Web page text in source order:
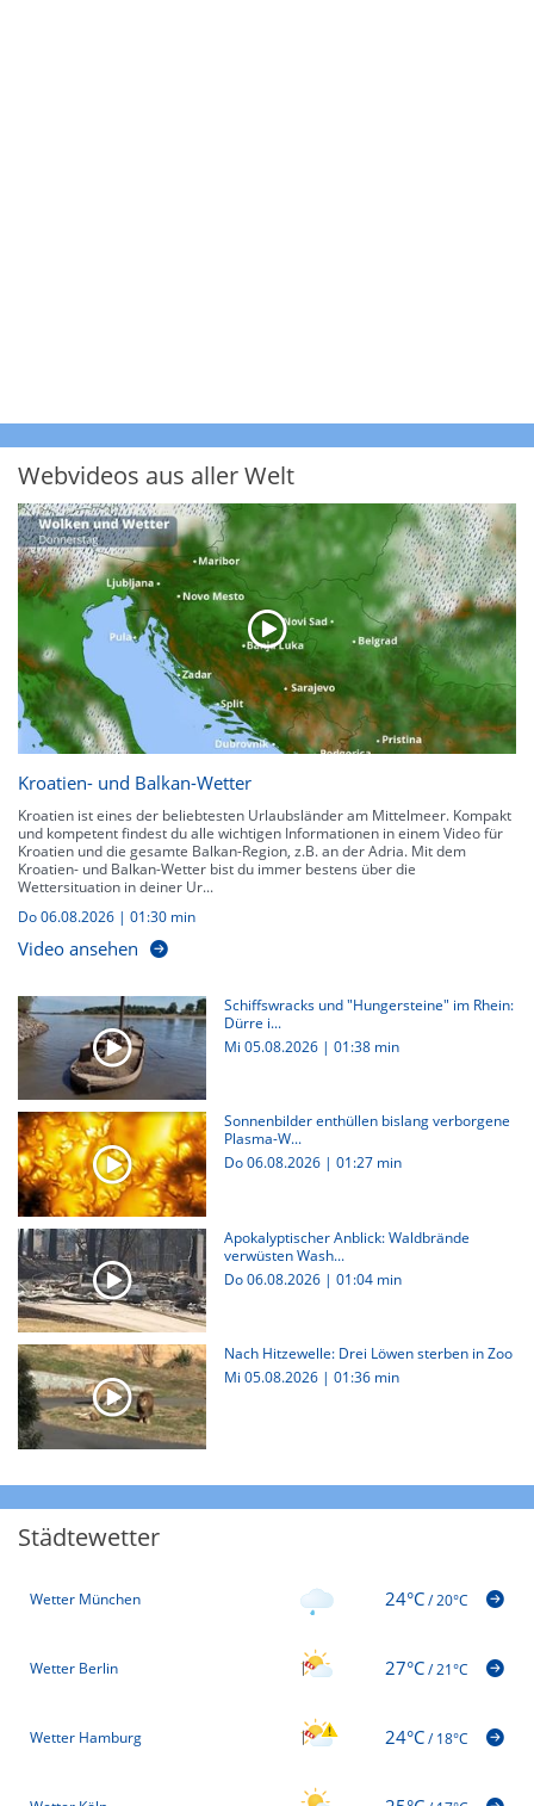
Webvideos aus aller Welt
Kroatien- und Balkan-Wetter
Kroatien ist eines der beliebtesten Urlaubsländer am Mittelmeer. Kompakt
und kompetent findest du alle wichtigen Informationen in einem Video für
Kroatien und die gesamte Balkan-Region, z.B. an der Adria. Mit dem
Kroatien- und Balkan-Wetter bist du immer bestens über die
Wettersituation in deiner Ur...
Do 06.08.2026 | 01:30 min
Video ansehen
Schiffswracks und "Hungersteine" im Rhein:
Dürre i...
Mi 05.08.2026 |01:38 min
Sonnenbilder enthüllen bislang verborgene
Plasma-W...
Do 06.08.2026 |01:27 min
Apokalyptischer Anblick: Waldbrände
verwüsten Wash...
Do 06.08.2026 |01:04 min
Nach Hitzewelle: Drei Löwen sterben in Zoo
Mi 05.08.2026 |01:36 min
Städtewetter
Wetter München 24°C/20°C
Wetter Berlin 27°C/21°C
Wetter Hamburg 24°C/18°C